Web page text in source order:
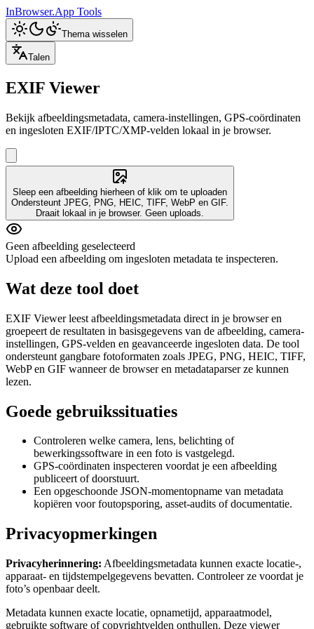
InBrowser.App Tools
Thema wisselen
Talen
EXIF Viewer
Bekijk afbeeldingsmetadata, camera-instellingen, GPS-coördinaten
en ingesloten EXIF/IPTC/XMP-velden lokaal in je browser.
Sleep een afbeelding hierheen of klik om te uploaden
Ondersteunt JPEG, PNG, HEIC, TIFF, WebP en GIF.
Draait lokaal in je browser. Geen uploads.
Geen afbeelding geselecteerd
Upload een afbeelding om ingesloten metadata te inspecteren.
Wat deze tool doet
EXIF Viewer leest afbeeldingsmetadata direct in je browser en
groepeert de resultaten in basisgegevens van de afbeelding, camera-
instellingen, GPS-velden en geavanceerde ingesloten data. De tool
ondersteunt gangbare fotoformaten zoals JPEG, PNG, HEIC, TIFF,
WebP en GIF wanneer de browser en metadataparser ze kunnen
lezen.
Goede gebruikssituaties
Controleren welke camera, lens, belichting of
bewerkingssoftware in een foto is vastgelegd.
GPS-coördinaten inspecteren voordat je een afbeelding
publiceert of doorstuurt.
Een opgeschoonde JSON-momentopname van metadata
kopiëren voor foutopsporing, asset-audits of documentatie.
Privacyopmerkingen
Privacyherinnering: Afbeeldingsmetadata kunnen exacte locatie-,
apparaat- en tijdstempelgegevens bevatten. Controleer ze voordat je
foto’s openbaar deelt.
Metadata kunnen exacte locatie, opnametijd, apparaatmodel,
gebruikte software of copyrightvelden onthullen. Deze viewer